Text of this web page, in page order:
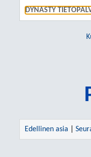
DYNASTY
Edellinen asia